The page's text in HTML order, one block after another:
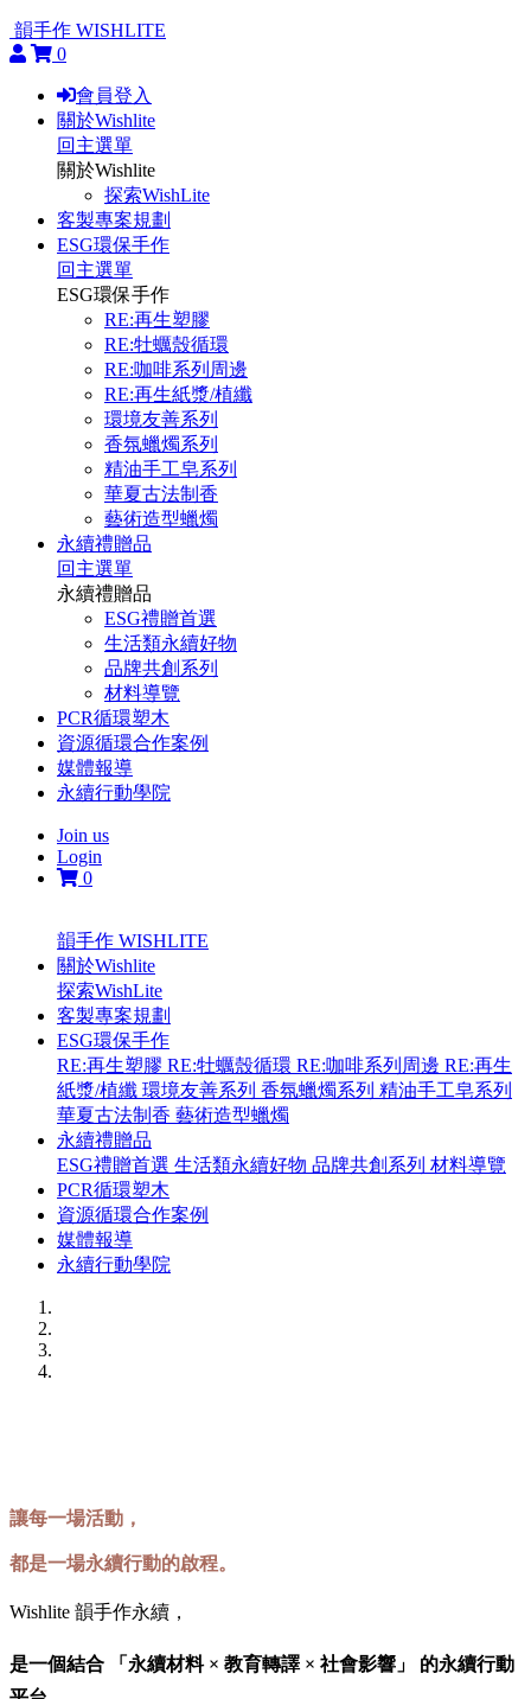
韻手作 WISHLITE
0
會員登入
關於Wishlite
回主選單
關於Wishlite
探索WishLite
客製專案規劃
ESG環保手作
回主選單
ESG環保手作
RE:再生塑膠
RE:牡蠣殼循環
RE:咖啡系列周邊
RE:再生紙漿/植纖
環境友善系列
香氛蠟燭系列
精油手工皂系列
華夏古法制香
藝術造型蠟燭
永續禮贈品
回主選單
永續禮贈品
ESG禮贈首選
生活類永續好物
品牌共創系列
材料導覽
PCR循環塑木
資源循環合作案例
媒體報導
永續行動學院
Join us
Login
0
韻手作 WISHLITE
關於Wishlite
探索WishLite
客製專案規劃
ESG環保手作
RE:再生塑膠 RE:牡蠣殼循環 RE:咖啡系列周邊 RE:再生
紙漿/植纖 環境友善系列 香氛蠟燭系列 精油手工皂系列
華夏古法制香 藝術造型蠟燭
永續禮贈品
ESG禮贈首選 生活類永續好物 品牌共創系列 材料導覽
PCR循環塑木
資源循環合作案例
媒體報導
永續行動學院
讓每一場活動，
都是一場永續行動的啟程。
Wishlite 韻手作永續，
是一個結合 「永續材料 × 教育轉譯 × 社會影響」 的永續行動